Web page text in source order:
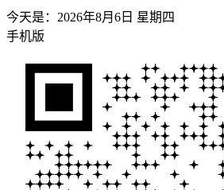
今天是： 2026年8月6日 星期四
手机版